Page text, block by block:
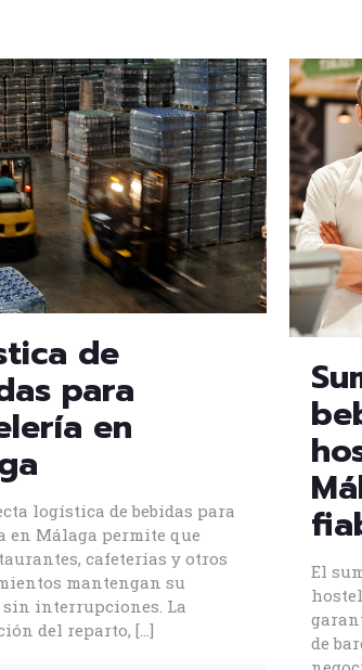
de
para
en
logística de bebidas para
en Málaga permite que
cafeterías y otros
mantengan su
interrupciones. La
del reparto, […]
El
de